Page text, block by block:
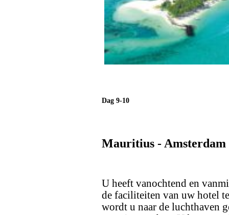
Dag 9-10
Mauritius - Amsterdam
U heeft vanochtend en
de faciliteiten van uw hotel
wordt u naar de luchthaven